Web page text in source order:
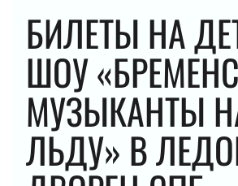
БИЛЕТЫ НА
ШОУ
МУЗЫКАНТЫ
ЛЬДУ» В